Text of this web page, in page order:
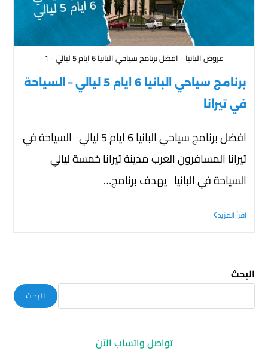
عروض البانيا - افضل برنامج سياحي البانيا 6 ايام 5 ليالي - 1
برنامج سياحي البانيا 6 ايام 5 ليالي – السياحة
في تيرانا
افضل برنامج سياحي البانيا 6 ايام 5 ليالي السياحة في
تيرانا المسافرون العرب مدينة تيرانا خمسة ليالي
السياحة في البانيا يهدف برنامج…
اقرأ المزيد
البحث
البحث
تواصل واتساب الآن